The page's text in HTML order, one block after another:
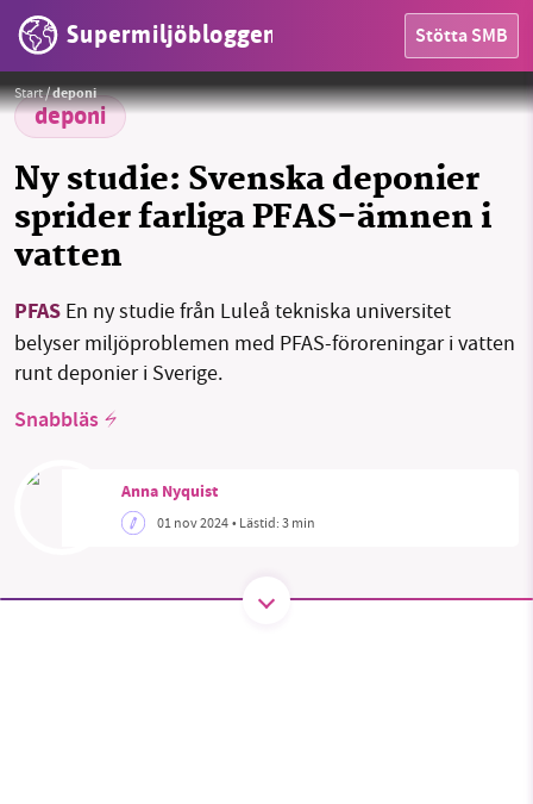
Supermiljöbloggen Stötta SMB
HEM
OM OSS
Facebook
Start/deponi
deponi
Ny studie: Svenska deponier
sprider farliga PFAS-ämnen i
vatten
PFAS En ny studie från Luleå tekniska universitet
belyser miljöproblemen med PFAS-föroreningar i vatten
runt deponier i Sverige.
Snabbläs
Anna Nyquist
01 nov 2024• Lästid:3 min
Foto:Tom Fisk / Pexels